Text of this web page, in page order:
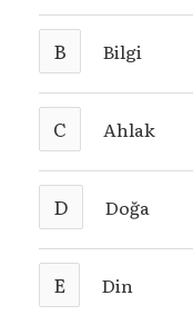
B Bilgi
C Ahlak
D Doğa
E Din